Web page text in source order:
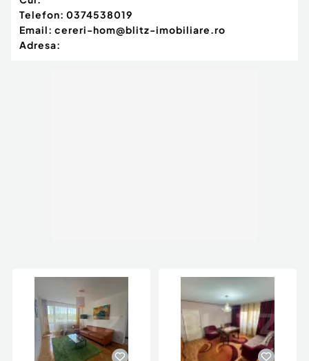
Telefon: 0374538019
Email: cereri-hom@blitz-imobiliare.ro
Adresa: